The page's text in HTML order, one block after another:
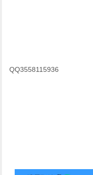
QQ3558115936